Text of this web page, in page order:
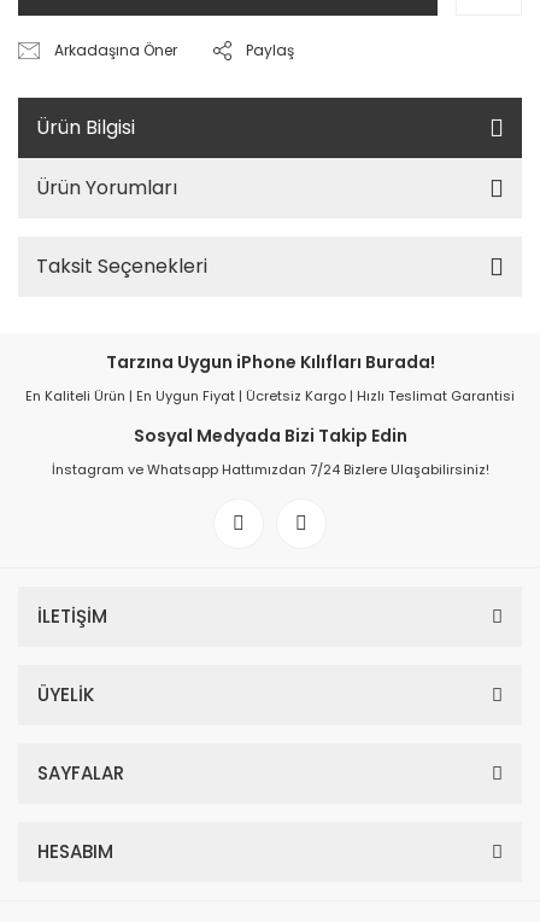
Arkadaşına Öner Paylaş
Ürün Bilgisi
Ürün Yorumları
Taksit Seçenekleri
Tarzına Uygun iPhone Kılıfları Burada!
En Kaliteli Ürün | En Uygun Fiyat | Ücretsiz Kargo | Hızlı Teslimat Garantisi
Sosyal Medyada Bizi Takip Edin
İnstagram ve Whatsapp Hattımızdan 7/24 Bizlere Ulaşabilirsiniz!
İLETİŞİM
ÜYELİK
SAYFALAR
HESABIM